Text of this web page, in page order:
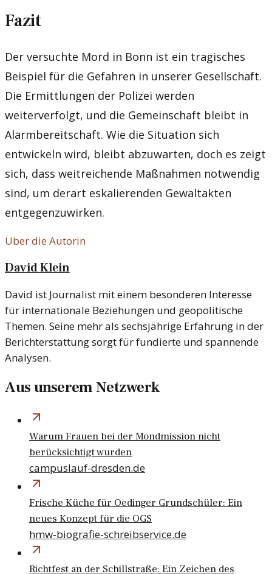
Fazit
Der versuchte Mord in Bonn ist ein tragisches
Beispiel für die Gefahren in unserer Gesellschaft.
Die Ermittlungen der Polizei werden
weiterverfolgt, und die Gemeinschaft bleibt in
Alarmbereitschaft. Wie die Situation sich
entwickeln wird, bleibt abzuwarten, doch es zeigt
sich, dass weitreichende Maßnahmen notwendig
sind, um derart eskalierenden Gewaltakten
entgegenzuwirken.
Über die Autorin
David Klein
David ist Journalist mit einem besonderen Interesse
für internationale Beziehungen und geopolitische
Themen. Seine mehr als sechsjährige Erfahrung in der
Berichterstattung sorgt für fundierte und spannende
Analysen.
Aus unserem Netzwerk
Warum Frauen bei der Mondmission nicht
berücksichtigt wurden
campuslauf-dresden.de
Frische Küche für Oedinger Grundschüler: Ein
neues Konzept für die OGS
hmw-biografie-schreibservice.de
Richtfest an der Schillstraße: Ein Zeichen des